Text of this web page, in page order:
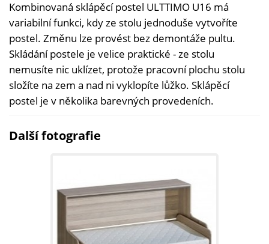
Kombinovaná sklápěcí postel ULTTIMO U16 má
variabilní funkci, kdy ze stolu jednoduše vytvoříte
postel. Změnu lze provést bez demontáže pultu.
Skládání postele je velice praktické - ze stolu
nemusíte nic uklízet, protože pracovní plochu stolu
složíte na zem a nad ni vyklopíte lůžko. Sklápěcí
postel je v několika barevných provedeních.
Další fotografie